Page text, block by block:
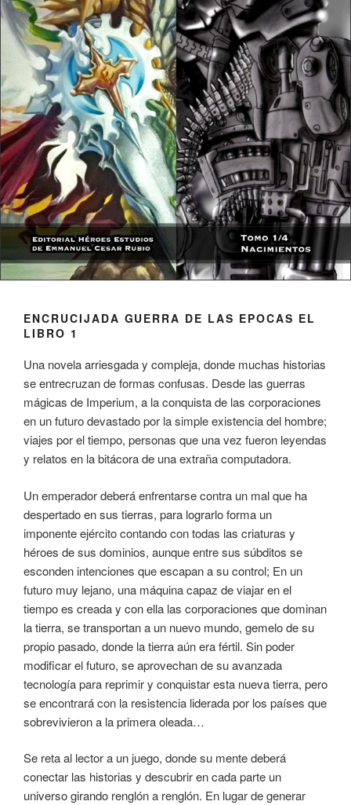
ENCRUCIJADA GUERRA DE LAS EPOCAS EL
LIBRO 1
Una novela arriesgada y compleja, donde muchas historias
se entrecruzan de formas confusas. Desde las guerras
mágicas de Imperium, a la conquista de las corporaciones
en un futuro devastado por la simple existencia del hombre;
viajes por el tiempo, personas que una vez fueron leyendas
y relatos en la bitácora de una extraña computadora.
Un emperador deberá enfrentarse contra un mal que ha
despertado en sus tierras, para lograrlo forma un
imponente ejército contando con todas las criaturas y
héroes de sus dominios, aunque entre sus súbditos se
esconden intenciones que escapan a su control; En un
futuro muy lejano, una máquina capaz de viajar en el
tiempo es creada y con ella las corporaciones que dominan
la tierra, se transportan a un nuevo mundo, gemelo de su
propio pasado, donde la tierra aún era fértil. Sin poder
modificar el futuro, se aprovechan de su avanzada
tecnología para reprimir y conquistar esta nueva tierra, pero
se encontrará con la resistencia liderada por los países que
sobrevivieron a la primera oleada…
Se reta al lector a un juego, donde su mente deberá
conectar las historias y descubrir en cada parte un
universo girando renglón a renglón. En lugar de generar